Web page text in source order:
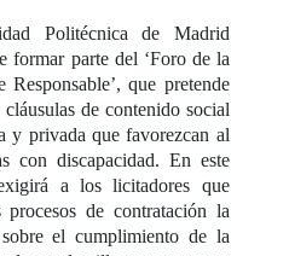
Politécnica de Madrid
formar parte del ‘Foro de la
Responsable’, que pretende
de contenido social
y privada que favorezcan al
con discapacidad. En este
a los licitadores que
procesos de contratación la
sobre el cumplimiento de la